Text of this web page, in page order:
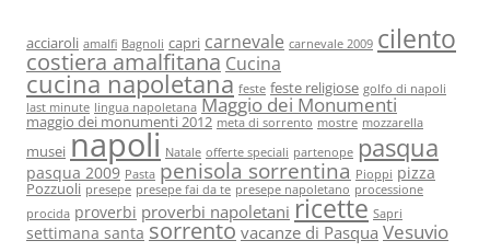
acciaroli amalfi Bagnoli capri carnevale carnevale 2009 cilento
costiera amalfitana Cucina
cucina napoletana feste feste religiose golfo di napoli
last minute lingua napoletana Maggio dei Monumenti
maggio dei monumenti 2012 meta di sorrento mostre mozzarella
musei napoli Natale offerte speciali partenope pasqua
pasqua 2009 Pasta penisola sorrentina Pioppi pizza
Pozzuoli presepe presepe fai da te presepe napoletano processione
procida proverbi proverbi napoletani ricette Sapri
settimana santa sorrento vacanze di Pasqua Vesuvio